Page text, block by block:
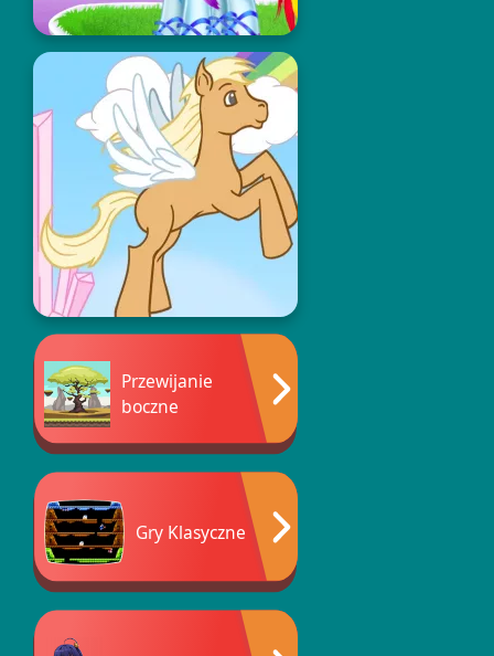
Przewijanie
boczne
Gry Klasyczne